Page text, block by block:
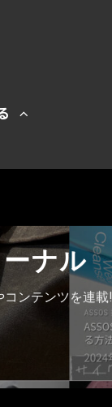
ナル
ンテンツを連載